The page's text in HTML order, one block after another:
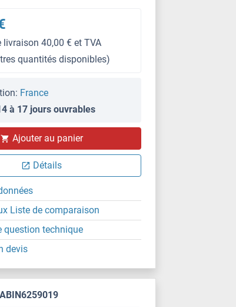
livraison 40,00 € et TVA
quantités disponibles)
France
à 17 jours ouvrables
Ajouter au panier
Détails
Liste de comparaison
question technique
devis